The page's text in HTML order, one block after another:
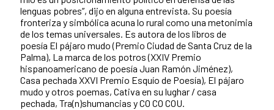
lenguas pobres”, dijo en alguna entrevista. Su poesía
fronteriza y simbólica acuna lo rural como una metonimia
de los temas universales. Es autora de los libros de
poesía El pájaro mudo (Premio Ciudad de Santa Cruz de la
Palma), La marca de los potros (XXIV Premio
hispanoamericano de poesía Juan Ramón Jiménez),
Casa pechada XXVI Premio Esquío de Poesía), El pájaro
mudo y otros poemas, Cativa en su lughar / casa
pechada, Tra(n)shumancias y CO CO COU.